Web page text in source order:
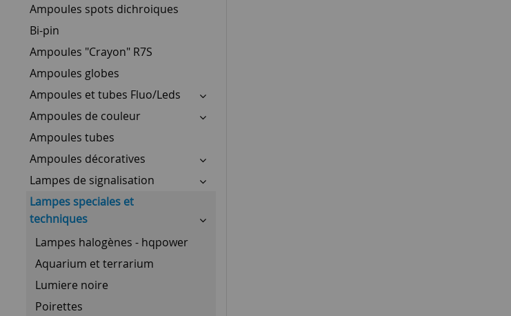
Ampoules spots dichroiques
Bi-pin
Ampoules "Crayon" R7S
Ampoules globes
Ampoules et tubes Fluo/Leds
Ampoules de couleur
Ampoules tubes
Ampoules décoratives
Lampes de signalisation
Lampes speciales et
techniques
Lampes halogènes - hqpower
Aquarium et terrarium
Lumiere noire
Poirettes